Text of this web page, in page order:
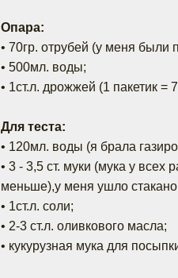
Опара:
• 70гр. отрубей (у меня были
• 500мл. воды;
• 1ст.л. дрожжей (1 пакетик =
Для теста:
• 120мл. воды (я брала
• 3 - 3,5 ст. муки (мука у
меньше),у меня ушло
• 1ст.л. соли;
• 2-3 ст.л. оливкового масла;
• кукурузная мука для